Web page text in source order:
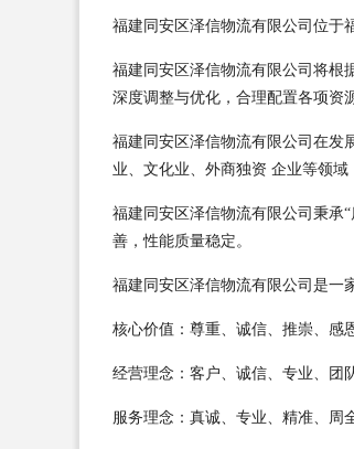
福建同安区泽信物流有限公司位于
福建同安区泽信物流有限公司将根
深度调整与优化，合理配置各项资
福建同安区泽信物流有限公司在发
业、文化业、外商独资 企业等领
福建同安区泽信物流有限公司秉承
善，性能质量稳定。
福建同安区泽信物流有限公司是一
核心价值：尊重、诚信、推崇、感
经营理念：客户、诚信、专业、团
服务理念：真诚、专业、精准、周